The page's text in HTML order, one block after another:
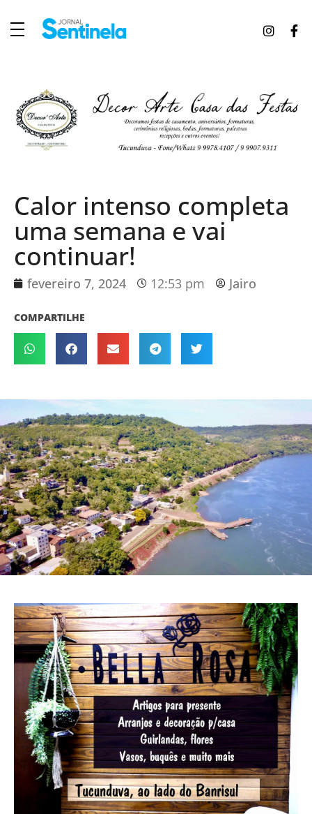
Calor intenso completa
uma semana e vai
continuar!
fevereiro 7, 2024 12:53 pm Jairo
COMPARTILHE